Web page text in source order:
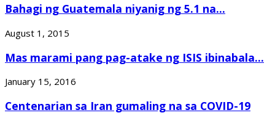
Bahagi ng Guatemala niyanig ng 5.1 na...
August 1, 2015
Mas marami pang pag-atake ng ISIS ibinabala...
January 15, 2016
Centenarian sa Iran gumaling na sa COVID-19